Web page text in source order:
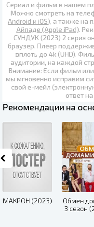
Сериал и фильм в нашем
Можно смотреть на
Android и iOS), а также на
Айпаде (Apple iPad).
СУНДУК (2023) 2 серия
браузер. Плеер
вплоть до 4k (UHD).
аудитории, на каждой
Внимание: Если фильм
мы мгновенно исправим
свой е-мейл
ответ
Рекомендации на
МАКРОН (2023)
Обмен
3 сезон